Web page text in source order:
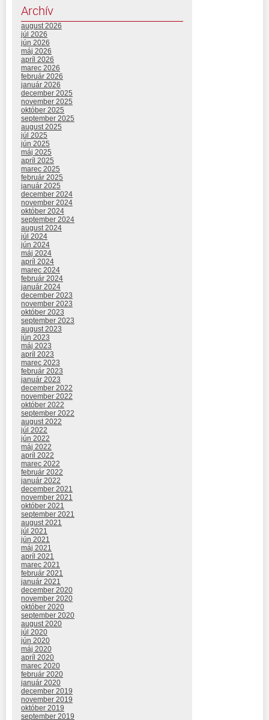
Archív
august 2026
júl 2026
jún 2026
máj 2026
apríl 2026
marec 2026
február 2026
január 2026
december 2025
november 2025
október 2025
september 2025
august 2025
júl 2025
jún 2025
máj 2025
apríl 2025
marec 2025
február 2025
január 2025
december 2024
november 2024
október 2024
september 2024
august 2024
júl 2024
jún 2024
máj 2024
apríl 2024
marec 2024
február 2024
január 2024
december 2023
november 2023
október 2023
september 2023
august 2023
jún 2023
máj 2023
apríl 2023
marec 2023
február 2023
január 2023
december 2022
november 2022
október 2022
september 2022
august 2022
júl 2022
jún 2022
máj 2022
apríl 2022
marec 2022
február 2022
január 2022
december 2021
november 2021
október 2021
september 2021
august 2021
júl 2021
jún 2021
máj 2021
apríl 2021
marec 2021
február 2021
január 2021
december 2020
november 2020
október 2020
september 2020
august 2020
júl 2020
jún 2020
máj 2020
apríl 2020
marec 2020
február 2020
január 2020
december 2019
november 2019
október 2019
september 2019